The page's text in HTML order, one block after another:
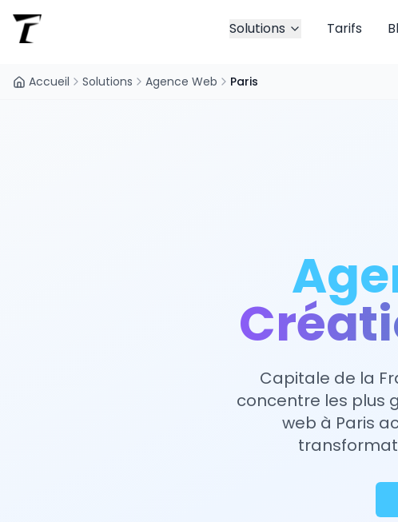
Solutions Tarifs
Accueil Solutions Agence Web Paris
Capitale de la
concentre les plus
web à Paris